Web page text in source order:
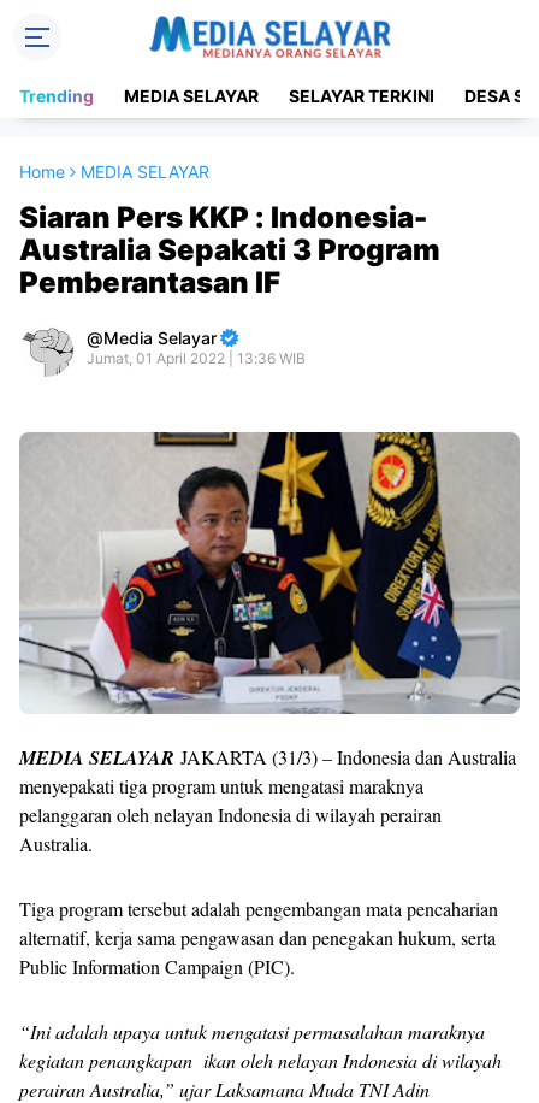
Trending MEDIA SELAYAR SELAYAR TERKINI DESA
Home MEDIA SELAYAR
Siaran Pers KKP : Indonesia-
Australia Sepakati 3 Program
Pemberantasan IF
Media Selayar
Jumat, 01 April 2022 | 13:36 WIB
MEDIA SELAYAR JAKARTA (31/3) – Indonesia dan Australia
menyepakati tiga program untuk mengatasi maraknya
pelanggaran oleh nelayan Indonesia di wilayah perairan
Australia.
Tiga program tersebut adalah pengembangan mata pencaharian
alternatif, kerja sama pengawasan dan penegakan hukum, serta
Public Information Campaign (PIC).
“Ini adalah upaya untuk mengatasi permasalahan maraknya
kegiatan penangkapan ikan oleh nelayan Indonesia di wilayah
perairan Australia,” ujar Laksamana Muda TNI Adin